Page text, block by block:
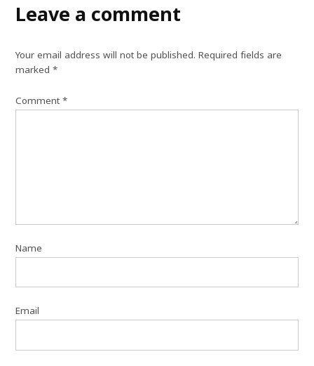
Leave a comment
Your email address will not be published. Required fields are
marked*
Comment*
Name
Email